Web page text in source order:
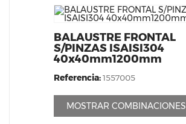
BALAUSTRE FRONTAL
S/PINZAS ISAISI304
40x40mm1200mm
Referencia:1557005
MOSTRAR COMBINACIONES